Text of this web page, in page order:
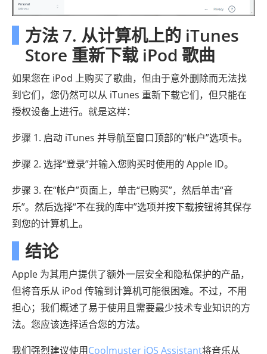
方法 7. 从计算机上的 iTunes
Store 重新下载 iPod 歌曲
如果您在 iPod 上购买了歌曲，但由于意外删除而无法找
到它们，您仍然可以从 iTunes 重新下载它们，但只能在
授权设备上进行。就是这样：
步骤 1. 启动 iTunes 并导航至窗口顶部的“帐户”选项卡。
步骤 2. 选择“登录”并输入您购买时使用的 Apple ID。
步骤 3. 在“帐户”页面上，单击“已购买”，然后单击“音
乐”。然后选择“不在我的库中”选项并按下载按钮将其保存
到您的计算机上。
结论
Apple 为其用户提供了额外一层安全和隐私保护的产品，
但将音乐从 iPod 传输到计算机可能很困难。不过，不用
担心；我们概述了易于使用且需要最少技术专业知识的方
法。您应该选择适合您的方法。
我们强烈建议使用Coolmuster iOS Assistant将音乐从